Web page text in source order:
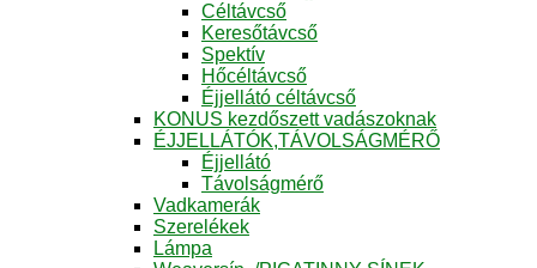
Céltávcső
Keresőtávcső
Spektív
Hőcéltávcső
Éjjellátó céltávcső
KONUS kezdőszett vadászoknak
ÉJJELLÁTÓK,TÁVOLSÁGMÉRŐ
Éjjellátó
Távolságmérő
Vadkamerák
Szerelékek
Lámpa